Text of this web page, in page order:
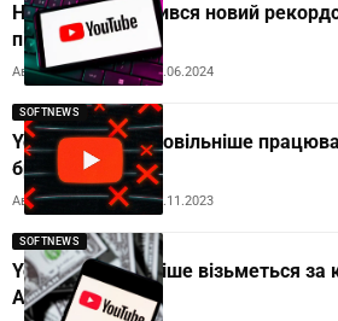
На YouTube з’явився новий
підписок
Автор:Andrew Orobets04.06.2024
SOFTNEWS
YouTube почав повільніше
браузерах
Автор:Andrew Orobets20.11.2023
SOFTNEWS
YouTube жорсткіше візьметься за
Adblock